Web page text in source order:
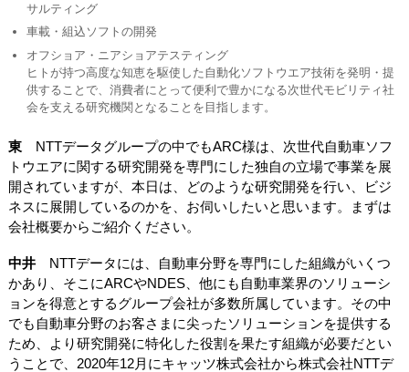
サルティング
車載・組込ソフトの開発
オフショア・ニアショアテスティング
ヒトが持つ高度な知恵を駆使した自動化ソフトウエア技術を発明・提
供することで、消費者にとって便利で豊かになる次世代モビリティ社
会を支える研究機関となることを目指します。
東NTTデータグループの中でもARC様は、次世代自動車ソフ
トウエアに関する研究開発を専門にした独自の立場で事業を展
開されていますが、本日は、どのような研究開発を行い、ビジ
ネスに展開しているのかを、お伺いしたいと思います。まずは
会社概要からご紹介ください。
中井NTTデータには、自動車分野を専門にした組織がいくつ
かあり、そこにARCやNDES、他にも自動車業界のソリューシ
ョンを得意とするグループ会社が多数所属しています。その中
でも自動車分野のお客さまに尖ったソリューションを提供する
ため、より研究開発に特化した役割を果たす組織が必要だとい
うことで、2020年12月にキャッツ株式会社から株式会社NTTデ